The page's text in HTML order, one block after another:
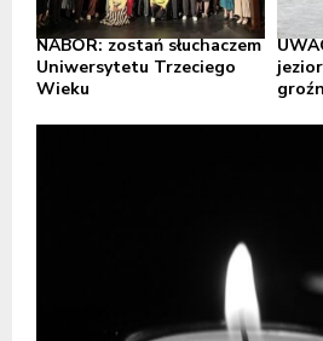
NABÓR: zostań słuchaczem
Uniwersytetu Trzeciego
Wieku